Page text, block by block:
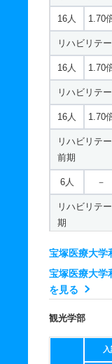
16人 1.70
リハビリテ
16人 1.70
リハビリテ
16人 1.70
リハビリテ
前期
6人 －
リハビリテ
期
6人 －
リハビリテ
期
6人
リハビリテ
－
宝塚医療大学
宝塚医療大学
を見る
観光学部